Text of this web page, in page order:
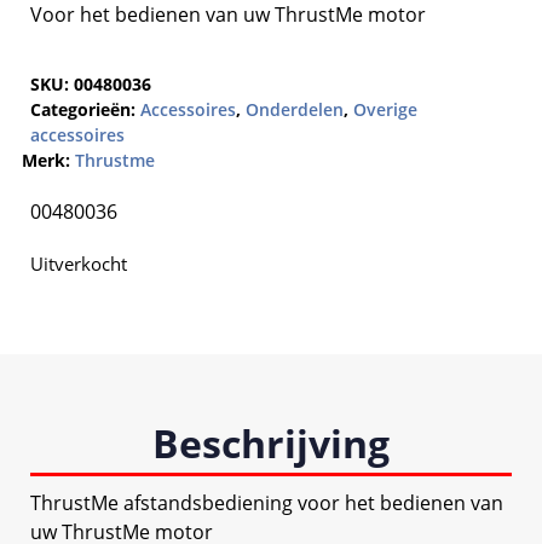
Voor het bedienen van uw ThrustMe motor
SKU: 00480036
Categorieën: Accessoires, Onderdelen, Overige
accessoires
Merk: Thrustme
00480036
Uitverkocht
Beschrijving
ThrustMe afstandsbediening voor het bedienen van
uw ThrustMe motor